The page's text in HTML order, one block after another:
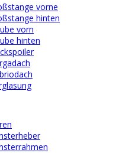
vorne
hinten
vorn
hinten